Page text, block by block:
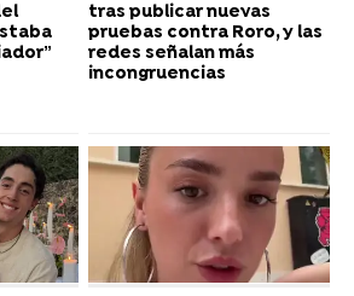
tras publicar nuevas
pruebas contra Roro, y las
redes señalan más
incongruencias